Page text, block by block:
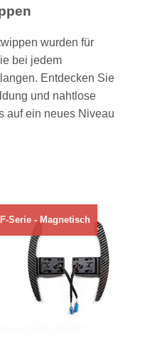
wurden für
bei jedem
Entdecken Sie
und nahtlose
auf ein neues Niveau
F-Serie - Magnetisch